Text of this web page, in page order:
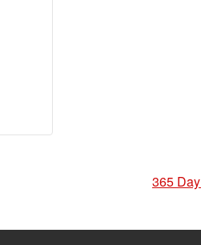
365 Day